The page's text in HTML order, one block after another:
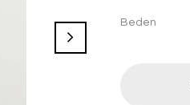
Beden